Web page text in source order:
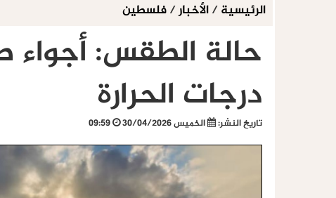
الرئيسية/الأخبار/فلسطين
حالة الطقس: أجواء
درجات الحرارة
تاريخ النشر: الخميس 30/04/2026